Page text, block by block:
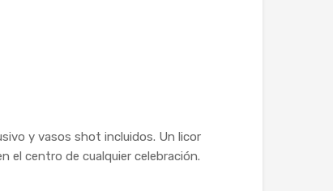
y vasos shot incluidos. Un licor
el centro de cualquier celebración.